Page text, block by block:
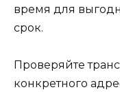
время для
срок.
Проверяйте
конкретного